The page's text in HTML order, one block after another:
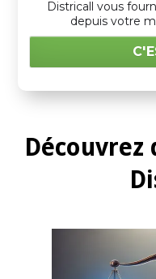
Districall vous
depuis votre